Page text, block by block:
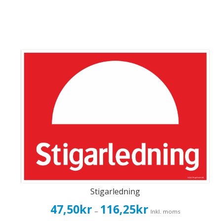
Stigarledning
47,50kr – 116,25krPrisintervall:
47,50kr38,00kr
Inkl. moms